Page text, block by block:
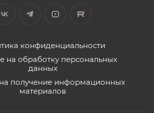
конфиденциальности
на обработку персональных
данных
получение информационных
материалов